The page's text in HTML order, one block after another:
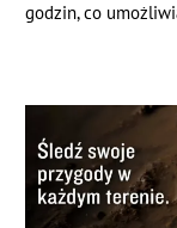
godzin, co